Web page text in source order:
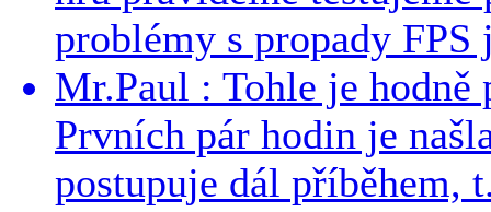
problémy s propady FPS
Mr.Paul : Tohle je hodně
Prvních pár hodin je
postupuje dál příběhem,